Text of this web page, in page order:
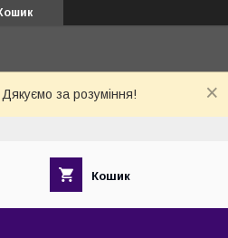
за розуміння!
Кошик